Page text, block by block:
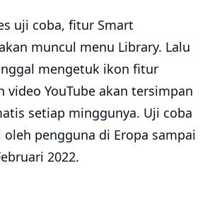
uji coba, fitur Smart
muncul menu Library. Lalu
mengetuk ikon fitur
video YouTube akan tersimpan
setiap minggunya. Uji coba
pengguna di Eropa sampai
2022.